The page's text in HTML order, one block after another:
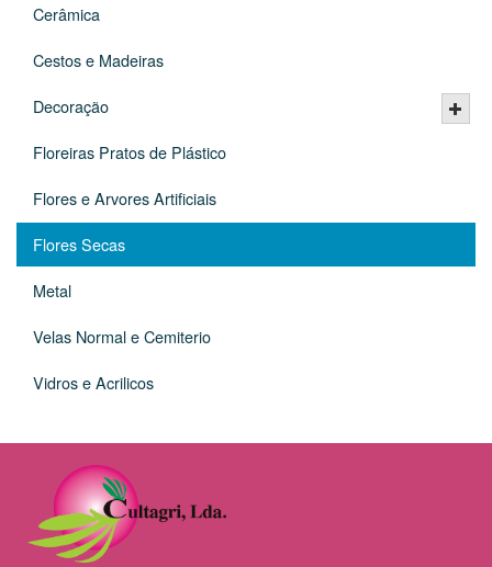
Cerâmica
Cestos e Madeiras
Decoração
Floreiras Pratos de Plástico
Flores e Arvores Artificiais
Flores Secas
Metal
Velas Normal e Cemiterio
Vidros e Acrilicos